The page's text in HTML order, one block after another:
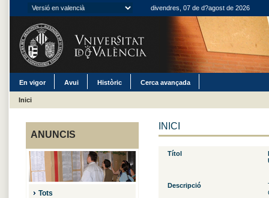
divendres, 07 de d?agost de 2026
En vigor Avui Històric Cerca avançada
Inici
ANUNCIS
Tots
INICI
Títol
Descripció